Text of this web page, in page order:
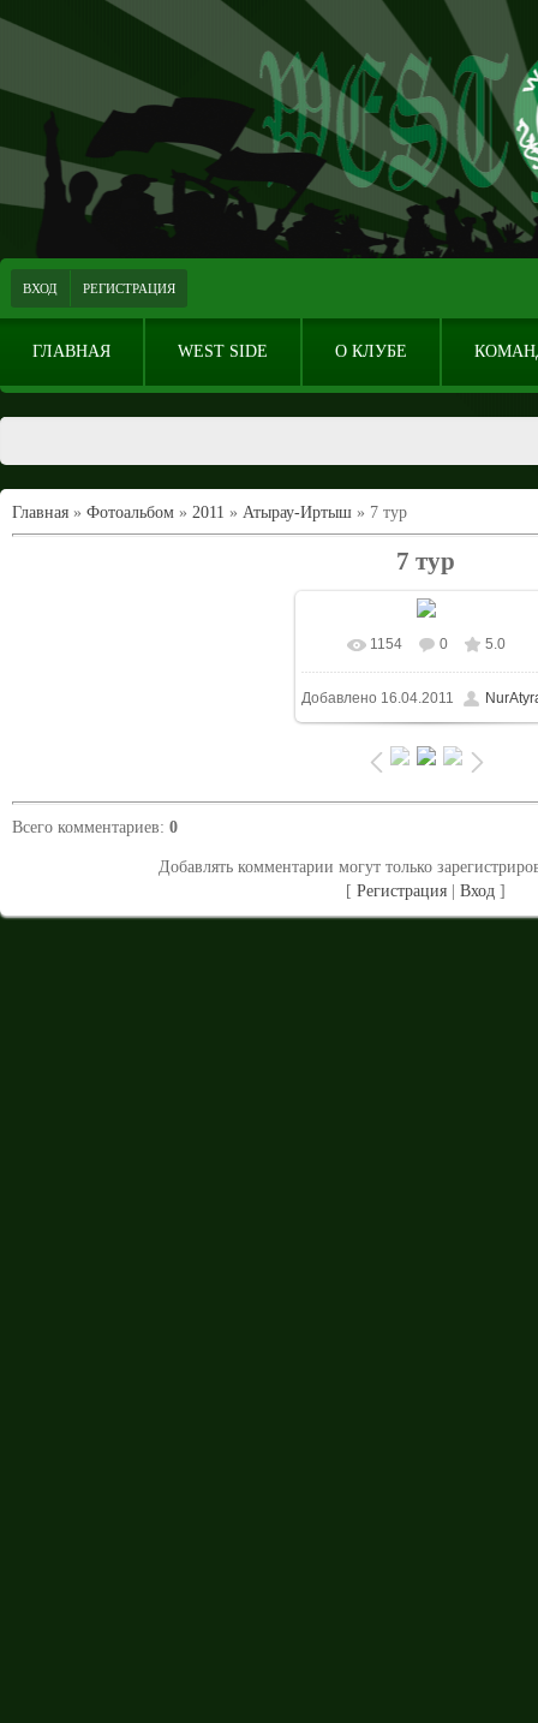
ВХОД РЕГИСТРАЦИЯ
ГЛАВНАЯ WEST SIDE О КЛУБЕ
Главная » Фотоальбом » 2011 » Атырау-Иртыш » 7 тур
7 тур
1154 0 5.0
Добавлено 16.04.2011
Всего комментариев: 0
Добавлять комментарии могут только
[Регистрация |Вход ]